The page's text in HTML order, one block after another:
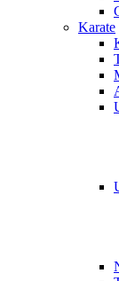
Karate